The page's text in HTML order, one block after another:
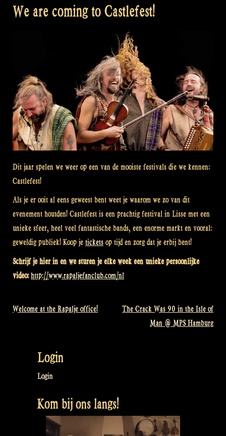
We are coming to Castlefest!
Dit jaar spelen we weer op een van de mooiste festivals die we kennen:
Castlefest!
Als je er ooit al eens geweest bent weet je waarom we zo van dit
evenement houtden! Castlefest is een prachtig festival in Lisse met een
unieke sfeer, heel veel fantastische bands, een enorme markt en vooral:
geweldig publiek! Koop je tickets op tijd en zorg dat je erbij bent!
Schrijf je hier in en we sturen je elke week een unieke persoonlijke
video:http://www.rapaljefanclub.com/nl
Bericht
Welcome at the Rapalje office!
The Crack Was 90 in the Isle of
Man @ MPS Hamburg
Login
Login
Kom bij ons langs!